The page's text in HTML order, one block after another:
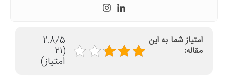
امتیاز شما به این
مقاله:
2.8/5 -
(21
امتیاز)